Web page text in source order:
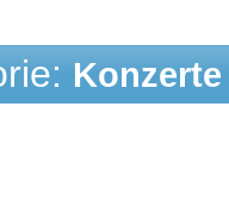
Konzerte